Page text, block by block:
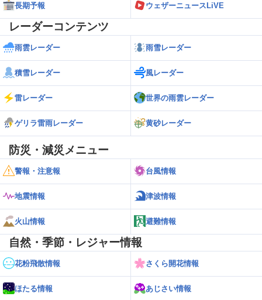
長期予報 ウェザーニュースLiVE
レーダーコンテンツ
雨雲レーダー 雨雪レーダー
積雪レーダー 風レーダー
雷レーダー 世界の雨雲レーダー
ゲリラ雷雨レーダー 黄砂レーダー
防災・減災メニュー
警報・注意報 台風情報
地震情報 津波情報
火山情報 避難情報
自然・季節・レジャー情報
花粉飛散情報 さくら開花情報
ほたる情報 あじさい情報